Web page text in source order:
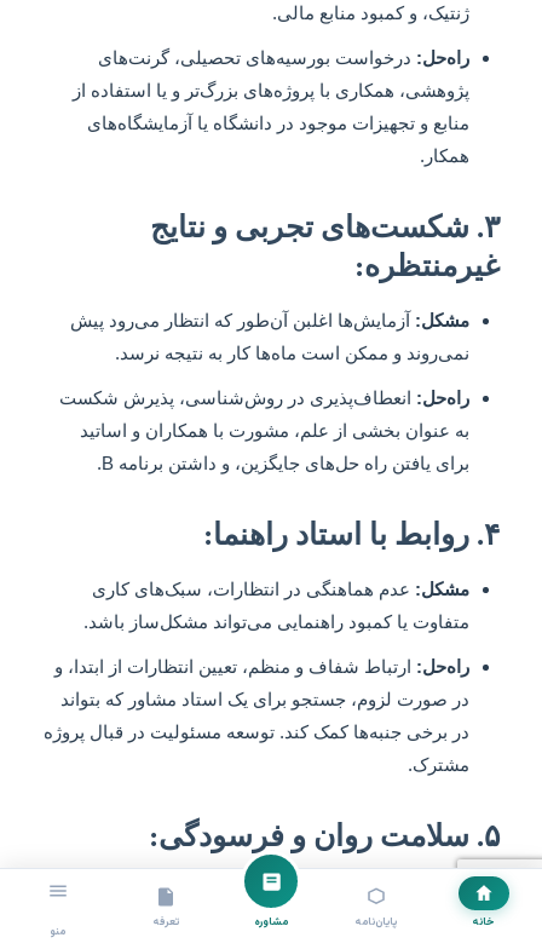
خانه پایان‌نامه مشاوره تعرفه
منو
ژنتیک، و کمبود منابع مالی.
راه‌حل: درخواست بورسیه‌های تحصیلی، گرنت‌های
پژوهشی، همکاری با پروژه‌های بزرگ‌تر و یا استفاده از
منابع و تجهیزات موجود در دانشگاه یا آزمایشگاه‌های
همکار.
۳. شکست‌های تجربی و نتایج
غیرمنتظره:
مشکل: آزمایش‌ها اغلبن آن‌طور که انتظار می‌رود پیش
نمی‌روند و ممکن است ماه‌ها کار به نتیجه نرسد.
راه‌حل: انعطاف‌پذیری در روش‌شناسی، پذیرش شکست
به عنوان بخشی از علم، مشورت با همکاران و اساتید
برای یافتن راه حل‌های جایگزین، و داشتن برنامه B.
۴. روابط با استاد راهنما:
مشکل: عدم هماهنگی در انتظارات، سبک‌های کاری
متفاوت یا کمبود راهنمایی می‌تواند مشکل‌ساز باشد.
راه‌حل: ارتباط شفاف و منظم، تعیین انتظارات از ابتدا، و
در صورت لزوم، جستجو برای یک استاد مشاور که بتواند
در برخی جنبه‌ها کمک کند. توسعه مسئولیت در قبال پروژه
مشترک.
۵. سلامت روان و فرسودگی:
مشکل:
استرس مزمن، اضطراب و افسردگی در
دانشجویان دکتری شایع است.